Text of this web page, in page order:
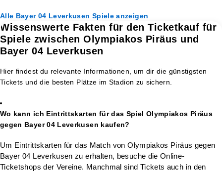
Alle Bayer 04 Leverkusen Spiele anzeigen
Wissenswerte Fakten für den Ticketkauf für
Spiele zwischen Olympiakos Piräus und
Bayer 04 Leverkusen
Hier findest du relevante Informationen, um dir die günstigsten
Tickets und die besten Plätze im Stadion zu sichern.
Wo kann ich Eintrittskarten für das Spiel Olympiakos Piräus
gegen Bayer 04 Leverkusen kaufen?
Um Eintrittskarten für das Match von Olympiakos Piräus gegen
Bayer 04 Leverkusen zu erhalten, besuche die Online-
Ticketshops der Vereine. Manchmal sind Tickets auch in den